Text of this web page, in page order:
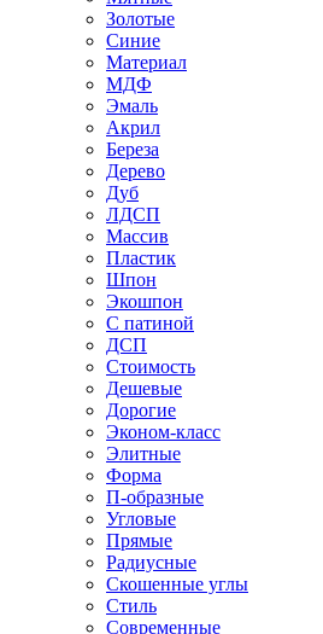
Золотые
Синие
Материал
МДФ
Эмаль
Акрил
Береза
Дерево
Дуб
ЛДСП
Массив
Пластик
Шпон
Экошпон
С патиной
ДСП
Стоимость
Дешевые
Дорогие
Эконом-класс
Элитные
Форма
П-образные
Угловые
Прямые
Радиусные
Скошенные углы
Стиль
Современные